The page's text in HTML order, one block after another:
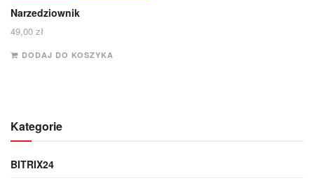
Narzedziownik
49,00 zł
DODAJ DO KOSZYKA
Kategorie
BITRIX24